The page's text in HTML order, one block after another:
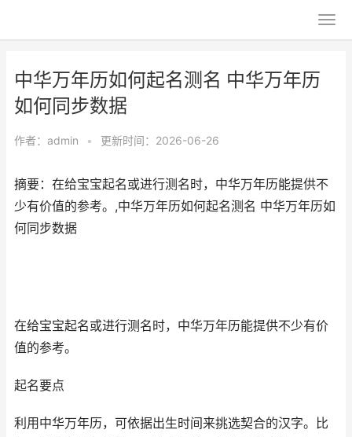
中华万年历如何起名测名 中华万年历
如何同步数据
作者： admin • 更新时间：2026-06-26
摘要：在给宝宝起名或进行测名时，中华万年历能提供不
少有价值的参考。,中华万年历如何起名测名 中华万年历如
何同步数据
在给宝宝起名或进行测名时，中华万年历能提供不少有价
值的参考。
起名要点
利用中华万年历，可依据出生时间来挑选契合的汉字。比